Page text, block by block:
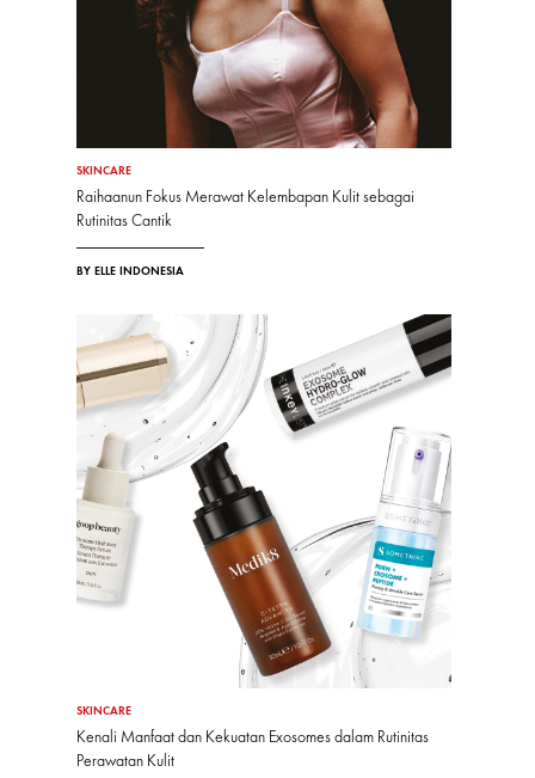
SKINCARE
Raihaanun Fokus Merawat Kelembapan Kulit sebagai
Rutinitas Cantik
BY ELLE INDONESIA
SKINCARE
Kenali Manfaat dan Kekuatan Exosomes dalam Rutinitas
Perawatan Kulit